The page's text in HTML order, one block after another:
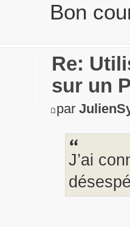
Bon
Re:
sur un
par
J’ai